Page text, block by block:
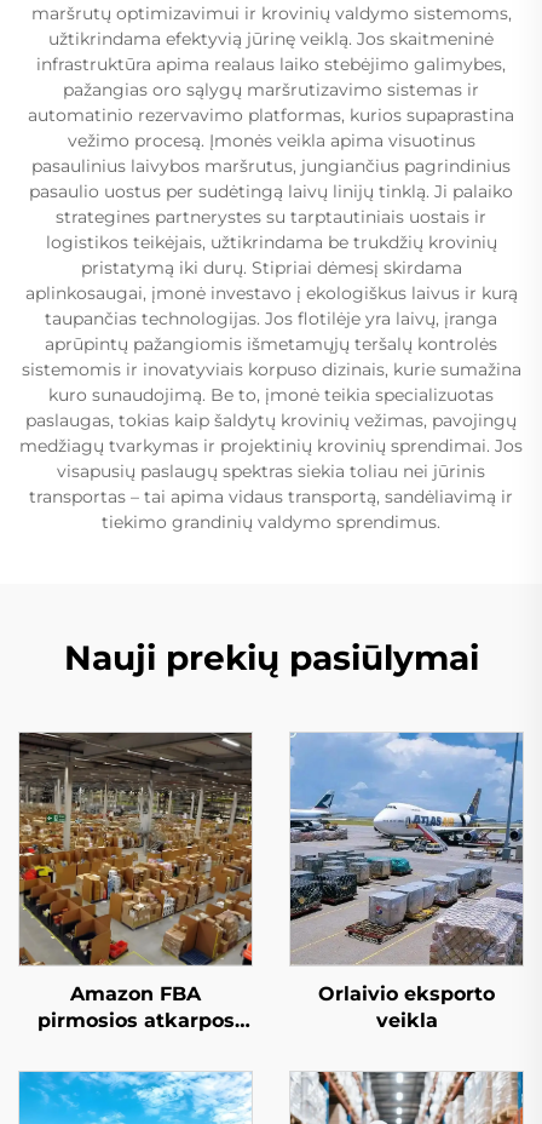
maršrutų optimizavimui ir krovinių valdymo sistemoms,
užtikrindama efektyvią jūrinę veiklą. Jos skaitmeninė
infrastruktūra apima realaus laiko stebėjimo galimybes,
pažangias oro sąlygų maršrutizavimo sistemas ir
automatinio rezervavimo platformas, kurios supaprastina
vežimo procesą. Įmonės veikla apima visuotinus
pasaulinius laivybos maršrutus, jungiančius pagrindinius
pasaulio uostus per sudėtingą laivų linijų tinklą. Ji palaiko
strategines partnerystes su tarptautiniais uostais ir
logistikos teikėjais, užtikrindama be trukdžių krovinių
pristatymą iki durų. Stipriai dėmesį skirdama
aplinkosaugai, įmonė investavo į ekologiškus laivus ir kurą
taupančias technologijas. Jos flotilėje yra laivų, įranga
aprūpintų pažangiomis išmetamųjų teršalų kontrolės
sistemomis ir inovatyviais korpuso dizinais, kurie sumažina
kuro sunaudojimą. Be to, įmonė teikia specializuotas
paslaugas, tokias kaip šaldytų krovinių vežimas, pavojingų
medžiagų tvarkymas ir projektinių krovinių sprendimai. Jos
visapusių paslaugų spektras siekia toliau nei jūrinis
transportas – tai apima vidaus transportą, sandėliavimą ir
tiekimo grandinių valdymo sprendimus.
Nauji prekių pasiūlymai
Amazon FBA
pirmosios atkarpos
Orlaivio eksporto
veikla